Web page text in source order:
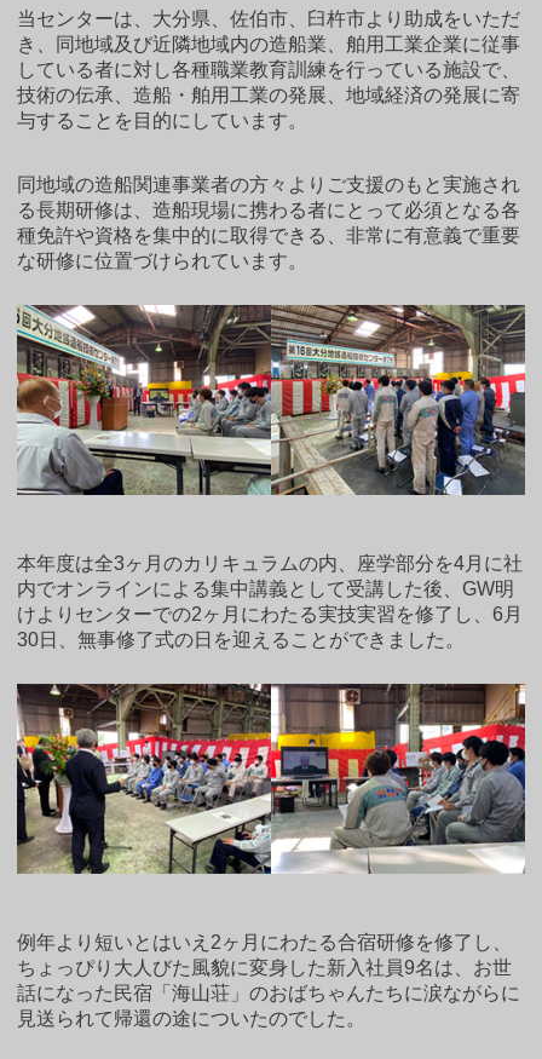
当センターは、大分県、佐伯市、臼杵市より助成をいただ
き、同地域及び近隣地域内の造船業、舶用工業企業に従事
している者に対し各種職業教育訓練を行っている施設で、
技術の伝承、造船・舶用工業の発展、地域経済の発展に寄
与することを目的にしています。
同地域の造船関連事業者の方々よりご支援のもと実施され
る長期研修は、造船現場に携わる者にとって必須となる各
種免許や資格を集中的に取得できる、非常に有意義で重要
な研修に位置づけられています。
本年度は全3ヶ月のカリキュラムの内、座学部分を4月に社
内でオンラインによる集中講義として受講した後、GW明
けよりセンターでの2ヶ月にわたる実技実習を修了し、6月
30日、無事修了式の日を迎えることができました。
例年より短いとはいえ2ヶ月にわたる合宿研修を修了し、
ちょっぴり大人びた風貌に変身した新入社員9名は、お世
話になった民宿「海山荘」のおばちゃんたちに涙ながらに
見送られて帰還の途についたのでした。